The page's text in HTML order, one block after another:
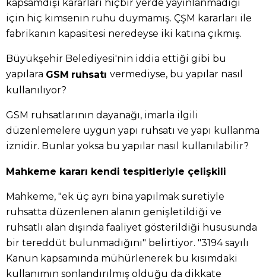
kapsamdışı kararları hiçbir yerde yayınlanmadığı
için hiç kimsenin ruhu duymamış. ÇŞM kararları ile
fabrikanın kapasitesi neredeyse iki katına çıkmış.
Büyükşehir Belediyesi'nin iddia ettiği gibi bu
yapılara GSM ruhsatı vermediyse, bu yapılar nasıl
kullanılıyor?
GSM ruhsatlarının dayanağı, imarla ilgili
düzenlemelere uygun yapı ruhsatı ve yapı kullanma
iznidir. Bunlar yoksa bu yapılar nasıl kullanılabilir?
Mahkeme kararı kendi tespitleriyle çelişkili
Mahkeme, "ek üç ayrı bina yapılmak suretiyle
ruhsatta düzenlenen alanın genişletildiği ve
ruhsatlı alan dışında faaliyet gösterildiği hususunda
bir tereddüt bulunmadığını" belirtiyor. "3194 sayılı
Kanun kapsamında mühürlenerek bu kısımdaki
kullanımın sonlandırılmış olduğu da dikkate